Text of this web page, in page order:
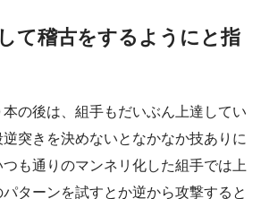
て稽古をするようにと指
の後は、組手もだいぶん上達してい
突きを決めないとなかなか技ありに
も通りのマンネリ化した組手では上
ターンを試すとか逆から攻撃すると